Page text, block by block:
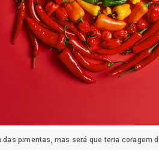
pimentas, mas será que teria coragem